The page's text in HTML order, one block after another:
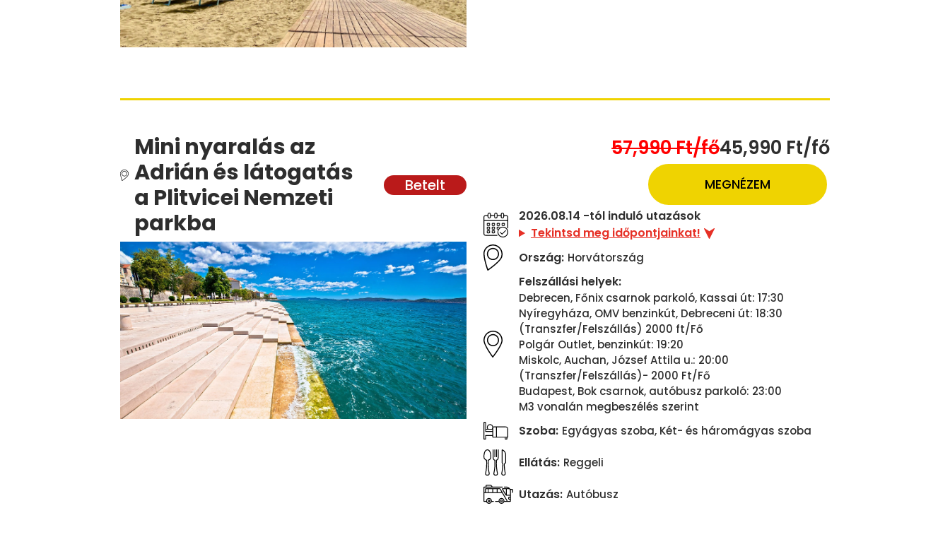
Mini nyaralás az
Adrián és látogatás
a Plitvicei Nemzeti
parkba
57,990 Ft/fő45,990 Ft/fő
MEGNÉZEM
2026.08.14 -tól induló utazások
Tekintsd meg időpontjainkat!
Ország: Horvátország
Felszállási helyek:
Debrecen, Főnix csarnok parkoló, Kassai út: 17:30
Nyíregyháza, OMV benzinkút, Debreceni út: 18:30
(Transzfer/Felszállás) 2000 ft/Fő
Polgár Outlet, benzinkút: 19:20
Miskolc, Auchan, József Attila u.: 20:00
(Transzfer/Felszállás)- 2000 Ft/Fő
Budapest, Bok csarnok, autóbusz parkoló: 23:00
M3 vonalán megbeszélés szerint
Szoba: Egyágyas szoba, Két- és háromágyas szoba
Ellátás: Reggeli
Utazás: Autóbusz